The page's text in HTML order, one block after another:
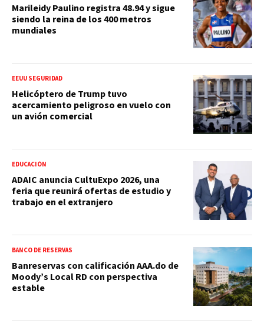
Marileidy Paulino registra 48.94 y sigue
siendo la reina de los 400 metros
mundiales
EEUU SEGURIDAD
Helicóptero de Trump tuvo
acercamiento peligroso en vuelo con
un avión comercial
EDUCACIÓN
ADAIC anuncia CultuExpo 2026, una
feria que reunirá ofertas de estudio y
trabajo en el extranjero
BANCO DE RESERVAS
Banreservas con calificación AAA.do de
Moody’s Local RD con perspectiva
estable